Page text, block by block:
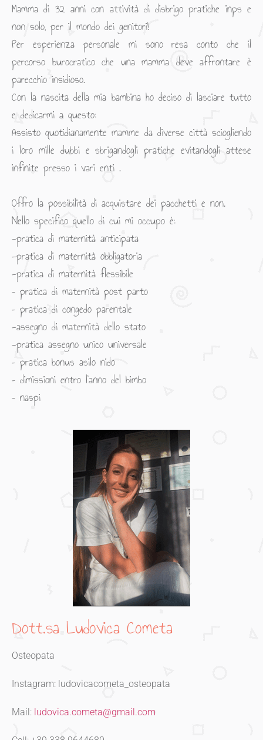
Mamma di 32 anni con attività di disbrigo pratiche inps e
non solo, per il mondo dei genitori!
Per esperienza personale mi sono resa conto che il
percorso burocratico che una mamma deve affrontare è
parecchio insidioso.
Con la nascita della mia bambina ho deciso di lasciare tutto
e dedicarmi a questo:
Assisto quotidianamente mamme da diverse città sciogliendo
i loro mille dubbi e sbrigandogli pratiche evitandogli attese
infinite presso i vari enti .
Offro la possibilità di acquistare dei pacchetti e non.
Nello specifico quello di cui mi occupo è:
-pratica di maternità anticipata
-pratica di maternità obbligatoria
-pratica di maternità flessibile
– pratica di maternità post parto
– pratica di congedo parentale
-assegno di maternità dello stato
-pratica assegno unico universale
– pratica bonus asilo nido
– dimissioni entro l’anno del bimbo
– naspi
Dott.sa Ludovica Cometa
Osteopata
Instagram: ludovicacometa_osteopata
Mail: ludovica.cometa@gmail.com